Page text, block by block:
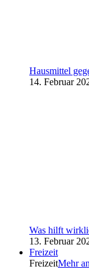
Hausmittel
14. Februar
Was hilft
13. Februar
Freizeit
FreizeitMehr